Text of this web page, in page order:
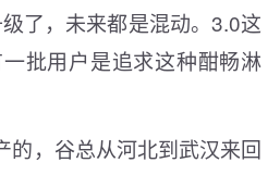
了，未来都是混动。3.0这
批用户是追求这种酣畅淋
的，谷总从河北到武汉来回